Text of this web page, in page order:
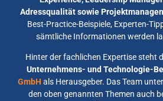
Adressqualität sowie
Best-Practice-Beispiele, Experten-
sämtliche Informationen werden
Hinter der fachlichen Expertise steht
Unternehmens- und Technologie-
GmbH als Herausgeber. Das Team
den oben genannten Themen auch